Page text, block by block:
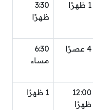
1 ظهرًا
3:30
ظهرًا
4 عصرًا
6:30
مساء
12:00
ظهرًا
1 ظهرًا